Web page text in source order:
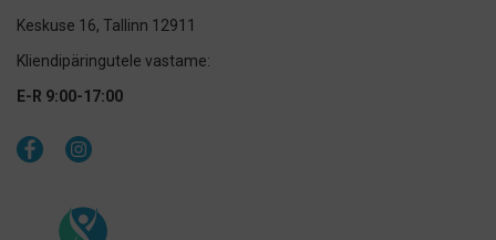
Keskuse 16, Tallinn 12911
Kliendipäringutele vastame:
E-R 9:00-17:00